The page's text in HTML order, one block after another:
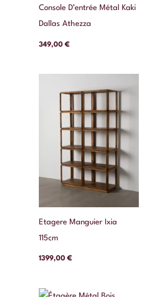
Console D’entrée Métal Kaki
Dallas Athezza
349,00€
Etagere Manguier Ixia
115cm
1399,00€